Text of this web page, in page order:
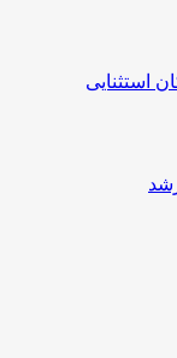
استثنایی